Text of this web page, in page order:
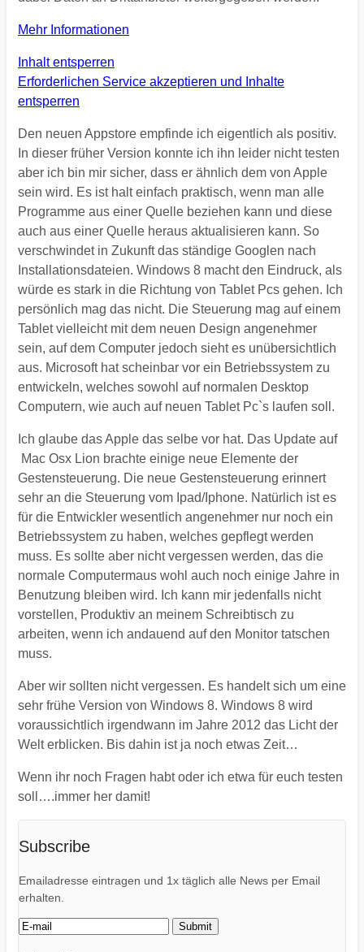
Mehr Informationen
Inhalt entsperren
Erforderlichen Service akzeptieren und Inhalte
entsperren
Den neuen Appstore empfinde ich eigentlich als positiv.
In dieser früher Version konnte ich ihn leider nicht testen
aber ich bin mir sicher, dass er ähnlich dem von Apple
sein wird. Es ist halt einfach praktisch, wenn man alle
Programme aus einer Quelle beziehen kann und diese
auch aus einer Quelle heraus aktualisieren kann. So
verschwindet in Zukunft das ständige Googlen nach
Installationsdateien. Windows 8 macht den Eindruck, als
würde es stark in die Richtung von Tablet Pcs gehen. Ich
persönlich mag das nicht. Die Steuerung mag auf einem
Tablet vielleicht mit dem neuen Design angenehmer
sein, auf dem Computer jedoch sieht es unübersichtlich
aus. Microsoft hat scheinbar vor ein Betriebssystem zu
entwickeln, welches sowohl auf normalen Desktop
Computern, wie auch auf neuen Tablet Pc`s laufen soll.
Ich glaube das Apple das selbe vor hat. Das Update auf
Mac Osx Lion brachte einige neue Elemente der
Gestensteuerung. Die neue Gestensteuerung erinnert
sehr an die Steuerung vom Ipad/Iphone. Natürlich ist es
für die Entwickler wesentlich angenehmer nur noch ein
Betriebssystem zu haben, welches gepflegt werden
muss. Es sollte aber nicht vergessen werden, das die
normale Computermaus wohl auch noch einige Jahre in
Benutzung bleiben wird. Ich kann mir jedenfalls nicht
vorstellen, Produktiv an meinem Schreibtisch zu
arbeiten, wenn ich andauend auf den Monitor tatschen
muss.
Aber wir sollten nicht vergessen. Es handelt sich um eine
sehr frühe Version von Windows 8. Windows 8 wird
voraussichtlich irgendwann im Jahre 2012 das Licht der
Welt erblicken. Bis dahin ist ja noch etwas Zeit…
Wenn ihr noch Fragen habt oder ich etwa für euch testen
soll….immer her damit!
Subscribe
Emailadresse eintragen und 1x täglich alle News per Email
erhalten.